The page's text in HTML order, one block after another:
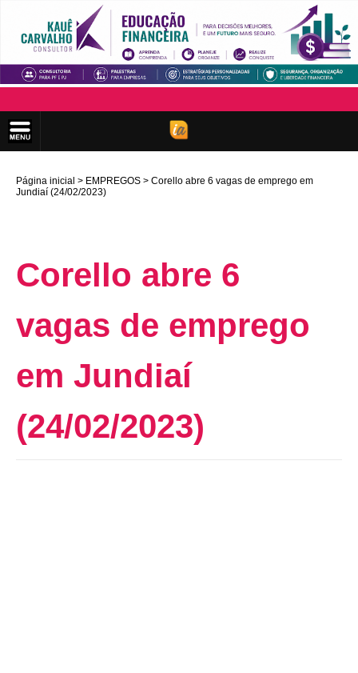
Página inicial EMPREGOS
Corello abre 6 vagas de emprego em
Jundiaí (24/02/2023)
Corello abre 6
vagas de emprego
em Jundiaí
(24/02/2023)